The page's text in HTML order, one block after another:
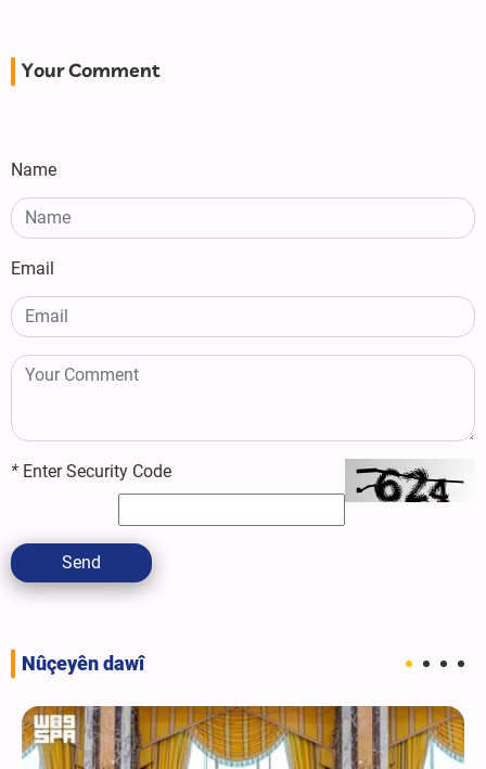
Your Comment
Name
Email
* Enter Security Code
Send
Nûçeyên dawî